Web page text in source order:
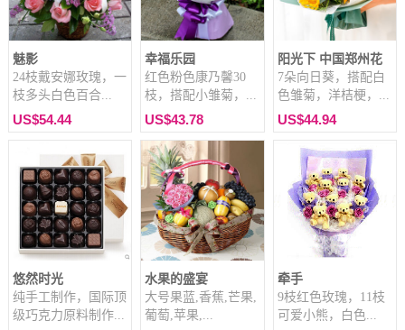
魅影
24枝戴安娜玫瑰，一
枝多头白色百合...
US$54.44
幸福乐园
红色粉色康乃馨30
枝，搭配小雏菊，...
US$43.78
阳光下 中国郑州花
7朵向日葵，搭配白
色雏菊，洋桔梗，...
US$44.94
悠然时光
纯手工制作，国际顶
级巧克力原料制作...
水果的盛宴
大号果蓝,香蕉,芒果,
葡萄,苹果,...
牵手
9枝红色玫瑰，11枝
可爱小熊，白色...